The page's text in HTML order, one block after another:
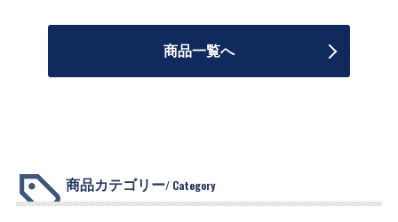
商品一覧へ
商品カテゴリー/ Category